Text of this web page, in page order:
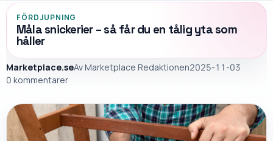
FÖRDJUPNING
Måla snickerier – så får du en tålig yta som
håller
Marketplace.seAvMarketplace Redaktionen2025-11-03
0 kommentarer